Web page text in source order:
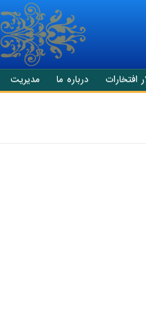
افتخارات درباره ما مدیریت